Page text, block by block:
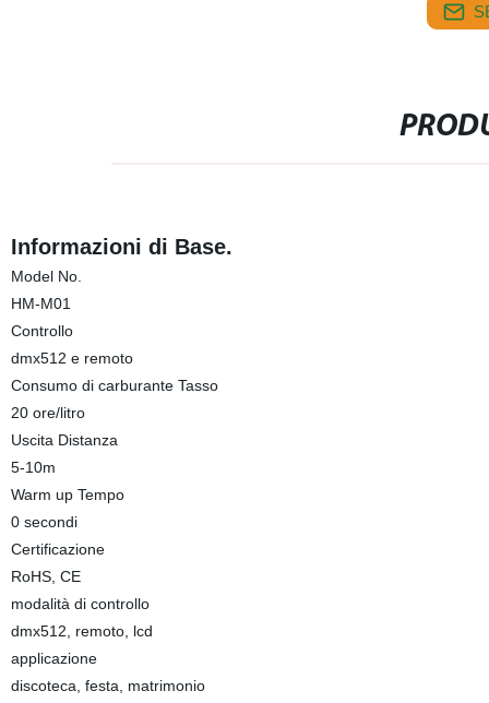
Informazioni di Base.
Model No.
HM-M01
Controllo
dmx512 e remoto
Consumo di carburante Tasso
20 ore/litro
Uscita Distanza
5-10m
Warm up Tempo
0 secondi
Certificazione
RoHS, CE
modalità di controllo
dmx512, remoto, lcd
applicazione
discoteca, festa, matrimonio